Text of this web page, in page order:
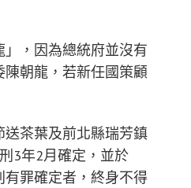
，因為總統府並沒有
朝龍，若新任國策顧
茶葉及前北縣瑞芳鎮
3年2月確定，並於
罪確定者，終身不得